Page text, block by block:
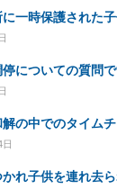
についての質問で
の中でのタイム
れ子供を連れ去